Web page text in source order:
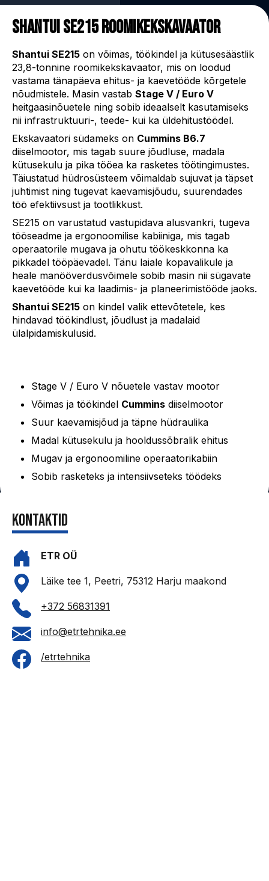
Shantui SE215 roomikekskavaator
Shantui SE215 on võimas, töökindel ja kütusesäästlik
23,8-tonnine roomikekskavaator, mis on loodud
vastama tänapäeva ehitus- ja kaevetööde kõrgetele
nõudmistele. Masin vastab Stage V / Euro V
heitgaasinõuetele ning sobib ideaalselt kasutamiseks
nii infrastruktuuri-, teede- kui ka üldehitustöödel.
Ekskavaatori südameks on Cummins B6.7
diiselmootor, mis tagab suure jõudluse, madala
kütusekulu ja pika tööea ka rasketes töötingimustes.
Täiustatud hüdrosüsteem võimaldab sujuvat ja täpset
juhtimist ning tugevat kaevamisjõudu, suurendades
töö efektiivsust ja tootlikkust.
SE215 on varustatud vastupidava alusvankri, tugeva
tööseadme ja ergonoomilise kabiiniga, mis tagab
operaatorile mugava ja ohutu töökeskkonna ka
pikkadel tööpäevadel. Tänu laiale kopavalikule ja
heale manööverdusvõimele sobib masin nii sügavate
kaevetööde kui ka laadimis- ja planeerimistööde jaoks.
Shantui SE215 on kindel valik ettevõtetele, kes
hindavad töökindlust, jõudlust ja madalaid
ülalpidamiskulusid.
Stage V / Euro V nõuetele vastav mootor
Võimas ja töökindel Cummins diiselmootor
Suur kaevamisjõud ja täpne hüdraulika
Madal kütusekulu ja hooldussõbralik ehitus
Mugav ja ergonoomiline operaatorikabiin
Sobib rasketeks ja intensiivseteks töödeks
kontaktid
ETR OÜ
Läike tee 1, Peetri, 75312 Harju maakond
+372 56831391
info@etrtehnika.ee
/etrtehnika